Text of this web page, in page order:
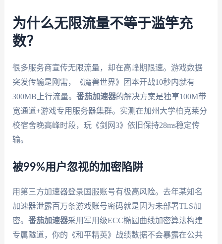
为什么无限流量不等于滥竽充
数？
很多服务商宣传无限流量，却在高峰期限速。游戏数据
突发传输是刚需，《魔兽世界》团本开战10秒内就有
300MB上行流量。 番茄加速器的解决方案是独享100M带
宽通道+游戏专用服务器集群。实测在加州大学柏克莱分
校宿舍晚高峰时段，玩《剑网3》依旧保持28ms稳定传
输。
被99%用户忽视的加密陷阱
用第三方加速器登录国服账号有极高风险。去年某知名
加速器泄露百万条游戏账号密码就是因为未部署TLS加
密。 番茄加速器采用军用级ECC椭圆曲线加密算法构建
专属隧道，你的《和平精英》战绩数据不会暴露在公共